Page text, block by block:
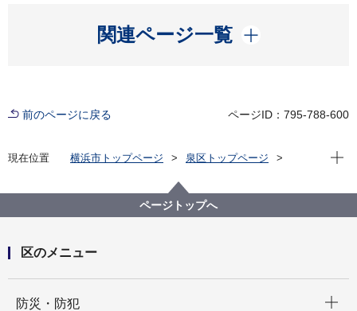
関連ページ一覧
開く
前のページに戻る ページID：795-788-600
現在位置 横浜市トップページ
泉区トップページ
戸籍・住民票・印鑑登録・マイナンバーカード
住民登録（転入、転出など）
現在
ページトップへ
区のメニュー
防災・防犯